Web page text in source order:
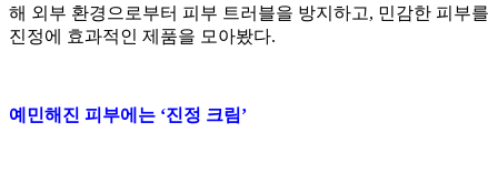
해 외부 환경으로부터 피부 트러블을 방지하고, 민감한 피부를
진정에 효과적인 제품을 모아봤다.
예민해진 피부에는 ‘진정 크림’